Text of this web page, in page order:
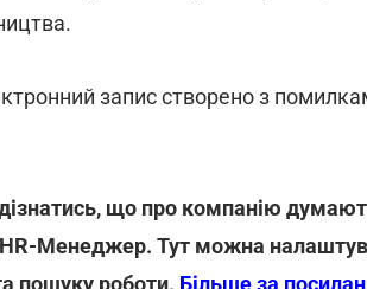
запис створено з
що про компанію
Менеджер. Тут можна
пошуку роботи. Більше за